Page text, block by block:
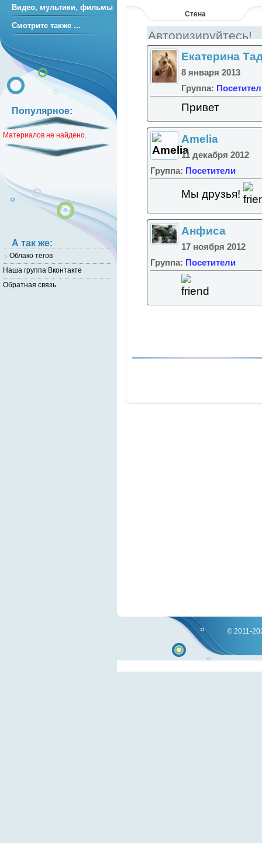
Стена
Екатерина
8 января 2013
Группа:
Привет
Amelia
11 декабря 2012
Группа: Посетители
Мы друзья!
Анфиса
17 ноября 2012
Группа: Посетители
Видео, мультики, фильмы
Смотрите также ...
Популярное:
Материалов не найдено.
А так же:
Облако тегов
Наша группа Вконтакте
Обратная связь
© 2011-